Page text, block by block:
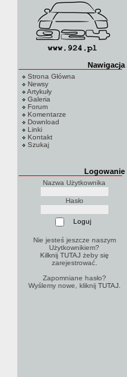
Nawigacja
Strona Główna
Newsy
Artykuły
Galeria
Forum
Komentarze
Download
Linki
Kontakt
Szukaj
Logowanie
Nazwa Użytkownika
Hasło
Nie jesteś jeszcze naszym
Użytkownikiem?
Kilknij TUTAJżeby się
zarejestrować.
Zapomniane hasło?
Wyślemy nowe, kliknij TUTAJ.